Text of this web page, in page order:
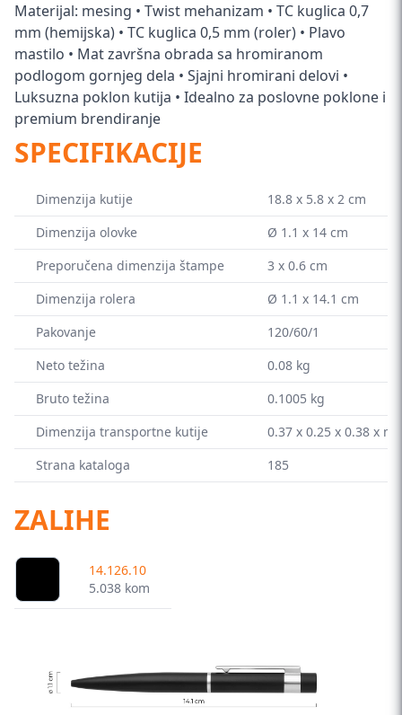
Materijal: mesing • Twist mehanizam • TC kuglica 0,7
mm (hemijska) • TC kuglica 0,5 mm (roler) • Plavo
mastilo • Mat završna obrada sa hromiranom
podlogom gornjeg dela • Sjajni hromirani delovi •
Luksuzna poklon kutija • Idealno za poslovne poklone i
premium brendiranje
SPECIFIKACIJE
Dimenzija kutije
18.8 x 5.8 x 2 cm
Dimenzija olovke
Ø 1.1 x 14 cm
Preporučena dimenzija štampe
3 x 0.6 cm
Dimenzija rolera
Ø 1.1 x 14.1 cm
Pakovanje
120/60/1
Neto težina
0.08 kg
Bruto težina
0.1005 kg
Dimenzija transportne kutije
0.37 x 0.25 x 0.38 x m
Strana kataloga
185
ZALIHE
14.126.10
5.038 kom